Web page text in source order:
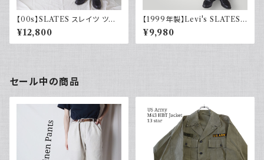
【00s】SLATES スレイツ ツー
タック スラックス リーバイス Le
vi's カーキグリーン 古着
¥12,800
【1999年製】Levi's SLATES
スレイツ スラックス ツータック
チャコールグレー リーバイス 古
着
¥9,980
セール中の商品